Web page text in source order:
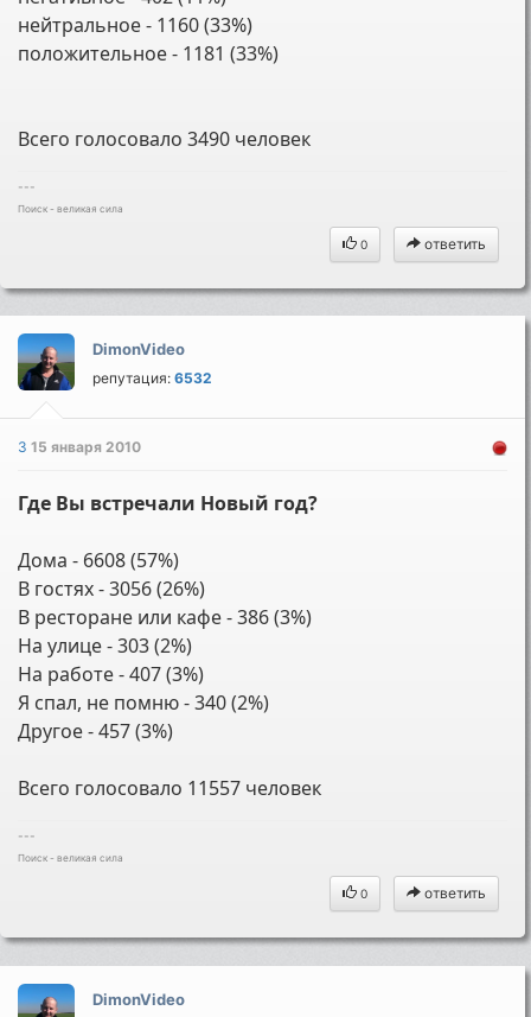
нейтральное - 1160 (33%)
положительное - 1181 (33%)
Всего голосовало 3490 человек
---
Поиск - великая сила
0 ответить
DimonVideo
репутация:6532
315 января 2010
Где Вы встречали Новый год?
Дома - 6608 (57%)
В гостях - 3056 (26%)
В ресторане или кафе - 386 (3%)
На улице - 303 (2%)
На работе - 407 (3%)
Я спал, не помню - 340 (2%)
Другое - 457 (3%)
Всего голосовало 11557 человек
---
Поиск - великая сила
0 ответить
DimonVideo